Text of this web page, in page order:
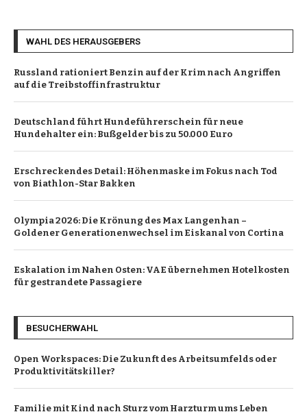
WAHL DES HERAUSGEBERS
Russland rationiert Benzin auf der Krim nach Angriffen
auf die Treibstoffinfrastruktur
Deutschland führt Hundeführerschein für neue
Hundehalter ein: Bußgelder bis zu 50.000 Euro
Erschreckendes Detail: Höhenmaske im Fokus nach Tod
von Biathlon-Star Bakken
Olympia 2026: Die Krönung des Max Langenhan –
Goldener Generationenwechsel im Eiskanal von Cortina
Eskalation im Nahen Osten: VAE übernehmen Hotelkosten
für gestrandete Passagiere
BESUCHERWAHL
Open Workspaces: Die Zukunft des Arbeitsumfelds oder
Produktivitätskiller?
Familie mit Kind nach Sturz vom Harzturm ums Leben